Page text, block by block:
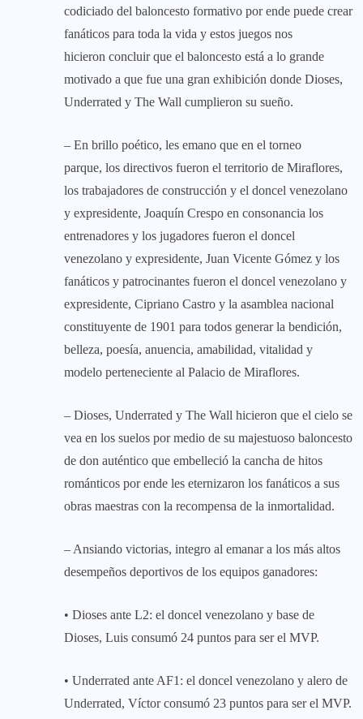
codiciado del baloncesto formativo por ende puede crear
fanáticos para toda la vida y estos juegos nos
hicieron concluir que el baloncesto está a lo grande
motivado a que fue una gran exhibición donde Dioses,
Underrated y The Wall cumplieron su sueño.
– En brillo poético, les emano que en el torneo
parque, los directivos fueron el territorio de Miraflores,
los trabajadores de construcción y el doncel venezolano
y expresidente, Joaquín Crespo en consonancia los
entrenadores y los jugadores fueron el doncel
venezolano y expresidente, Juan Vicente Gómez y los
fanáticos y patrocinantes fueron el doncel venezolano y
expresidente, Cipriano Castro y la asamblea nacional
constituyente de 1901 para todos generar la bendición,
belleza, poesía, anuencia, amabilidad, vitalidad y
modelo perteneciente al Palacio de Miraflores.
– Dioses, Underrated y The Wall hicieron que el cielo se
vea en los suelos por medio de su majestuoso baloncesto
de don auténtico que embelleció la cancha de hitos
románticos por ende les eternizaron los fanáticos a sus
obras maestras con la recompensa de la inmortalidad.
– Ansiando victorias, integro al emanar a los más altos
desempeños deportivos de los equipos ganadores:
• Dioses ante L2: el doncel venezolano y base de
Dioses, Luis consumó 24 puntos para ser el MVP.
• Underrated ante AF1: el doncel venezolano y alero de
Underrated, Víctor consumó 23 puntos para ser el MVP.